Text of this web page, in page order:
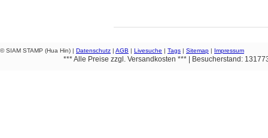
© SIAM STAMP (Hua Hin) | Datenschutz | AGB | Livesuche | Tags | Sitemap | Impressum
*** Alle Preise zzgl. Versandkosten *** | Besucherstand: